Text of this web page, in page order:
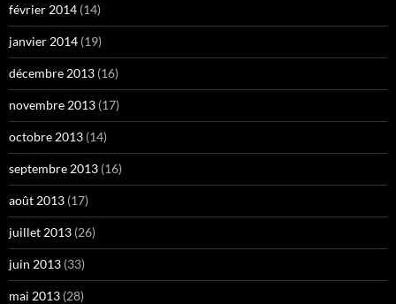
février 2014 (14)
janvier 2014 (19)
décembre 2013 (16)
novembre 2013 (17)
octobre 2013 (14)
septembre 2013 (16)
août 2013 (17)
juillet 2013 (26)
juin 2013 (33)
mai 2013 (28)